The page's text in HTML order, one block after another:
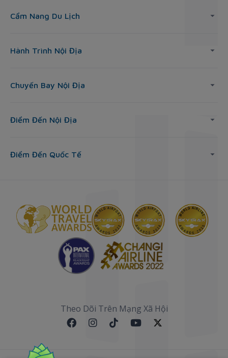
Cẩm Nang Du Lịch
Hành Trình Nội Địa
Chuyến Bay Nội Địa
Điểm Đến Nội Địa
Điểm Đến Quốc Tế
Theo Dõi Trên Mạng Xã Hội